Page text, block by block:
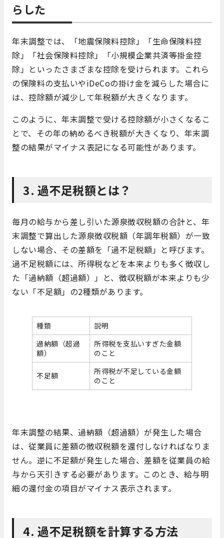
らした
年末調整では、「地震保険料控除」「生命保険料控
除」「社会保険料控除」「小規模企業共済等掛金控
除」といったさまざまな控除を受けられます。これら
の保険料の支払いやiDeCoの掛け金を減らした場合に
は、控除額が減少して年税額が大きくなります。
このように、年末調整で受ける控除額が小さくなるこ
とで、その年の納めるべき税額が大きくなり、年末調
整の結果がマイナス表記になる可能性があります。
3. 過不足税額とは？
毎月の給与から差し引いた源泉徴収税額の合計と、年
末調整で算出した源泉徴収税額（年調年税額）が一致
しない場合、その差額を「過不足税額」と呼びます。
過不足税額には、所得税などを本来よりも多く徴収し
た「過納額（超過額）」と、徴収税額が本来よりも少
ない「不足額」の2種類があります。
種類
説明
過納額（超過
額）
所得税を支払いすぎた金額
のこと
不足額
所得税が不足している金額
のこと
年末調整の結果、過納額（超過額）が発生した場合
は、従業員に差額の徴収税額を還付しなければなりま
せん。逆に不足額が発生した場合、差額を従業員の給
与から天引きする必要があります。このとき、給与明
細の還付金の項目がマイナス表示されます。
4. 過不足税額を計算する方法